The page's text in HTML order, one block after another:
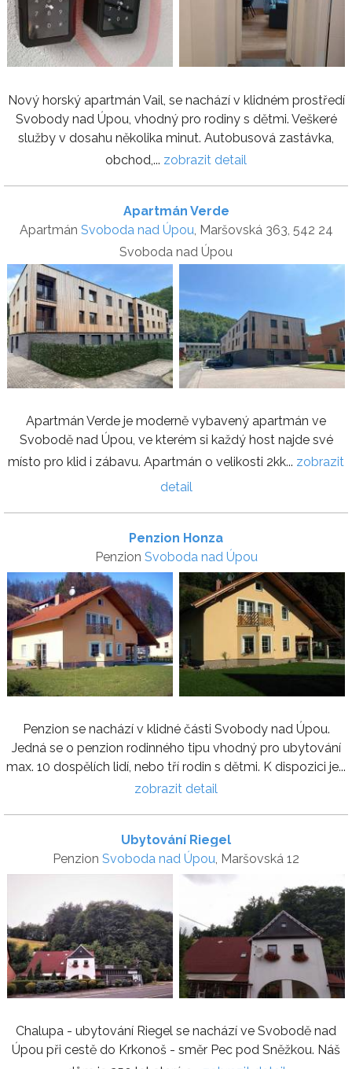
Nový horský apartmán Vail, se nachází v klidném prostředí
Svobody nad Úpou, vhodný pro rodiny s dětmi. Veškeré
služby v dosahu několika minut. Autobusová zastávka,
obchod,... zobrazit detail
Apartmán Verde
Apartmán Svoboda nad Úpou , Maršovská 363, 542 24
Svoboda nad Úpou
Apartmán Verde je moderně vybavený apartmán ve
Svobodě nad Úpou, ve kterém si každý host najde své
místo pro klid i zábavu. Apartmán o velikosti 2kk... zobrazit
detail
Penzion Honza
Penzion Svoboda nad Úpou
Penzion se nachází v klidné části Svobody nad Úpou.
Jedná se o penzion rodinného tipu vhodný pro ubytování
max. 10 dospělích lidí, nebo tří rodin s dětmi. K dispozici je...
zobrazit detail
Ubytování Riegel
Penzion Svoboda nad Úpou, Maršovská 12
Chalupa - ubytování Riegel se nachází ve Svobodě nad
Úpou při cestě do Krkonoš - směr Pec pod Sněžkou. Náš